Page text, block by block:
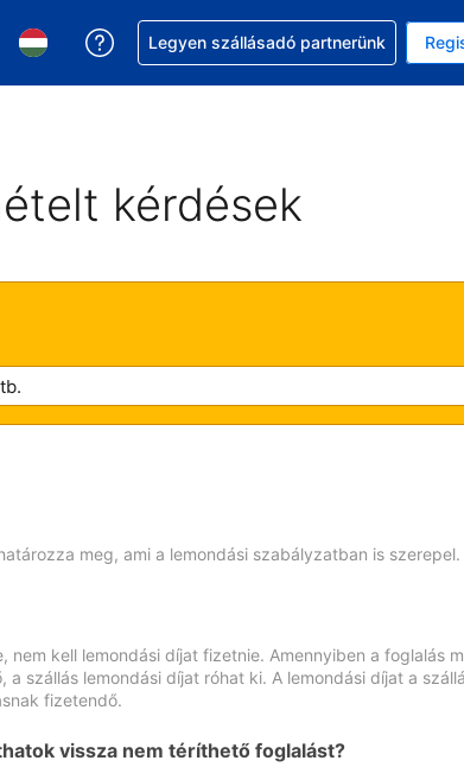
pénznemet. Jelenlegi kiválasztott pénznem:
Válasszon nyelvet. Jelenleg kiválasztott nyelv:
Segítség a foglalással
Legyen szállásadó partnerünk
kérdések
meg, ami a lemondási szabályzatban is
nem kell lemondási díjat fizetnie. Amennyiben a foglalás
szállás lemondási díjat róhat ki. A lemondási díjat a
fizetendő.
vissza nem téríthető foglalást?